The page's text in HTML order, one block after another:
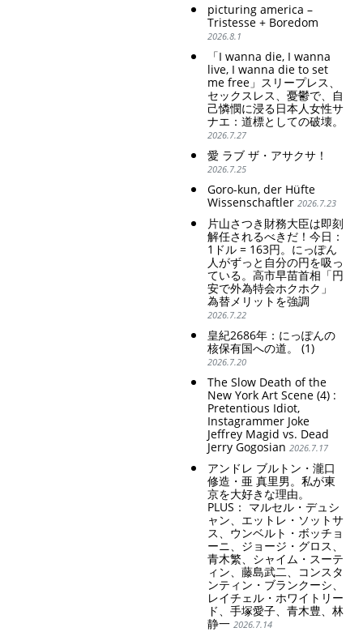
picturing america –
Tristesse + Boredom
2026.8.1
「I wanna die, I wanna
live, I wanna die to set
me free」スリープレス、
セックスレス、憂鬱で、自
己憐憫に浸る日本人女性サ
ナエ：道標としての破壊。
2026.7.27
愛 ラブ ザ・アサクサ！
2026.7.25
Goro-kun, der Hüfte
Wissenschaftler 2026.7.23
片山さつき財務大臣は即刻
解任されるべきだ！今日：
1ドル = 163円。にっぽん
人がずっと自分の円を吸っ
ている。高市早苗首相「円
安で外為特会ホクホク」
為替メリットを強調
2026.7.22
皇紀2686年：にっぽんの
核保有国への道。 (1)
2026.7.20
The Slow Death of the
New York Art Scene (4) :
Pretentious Idiot,
Instagrammer Joke
Jeffrey Magid vs. Dead
Jerry Gogosian 2026.7.17
アンドレ ブルトン・瀧口
修造・亜 真里男。私が東
京を大好きな理由。
PLUS： マルセル・デュシ
ャン、エットレ・ソットサ
ス、ウンベルト・ボッチョ
ーニ、ジョージ・グロス、
青木繁、シャイム・スーテ
ィン、藤島武二、コンスタ
ンティン・ブランクーシ、
レイチェル・ホワイトリー
ド、手塚愛子、青木豊、林
静一 2026.7.14